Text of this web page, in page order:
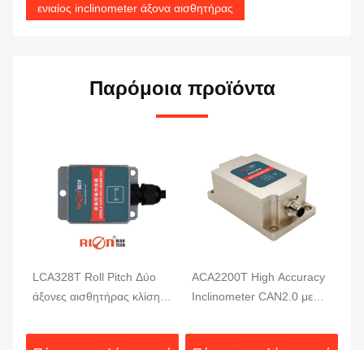
ενιαίος inclinometer άξονα αισθητήρας
Παρόμοια προϊόντα
LCA328T Roll Pitch Δύο
άξονες αισθητήρας κλίσης
έξοδος ψηφιακό μετρητή
ACA2200T High Accuracy
Inclinometer CAN2.0 με
θερμοκρασίας